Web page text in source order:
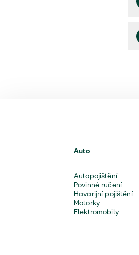
Auto
Autopojištění
Povinné ručení
Havarijní pojištění
Motorky
Elektromobily